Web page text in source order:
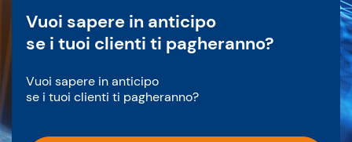
Vuoi sapere in anticipo
se i tuoi clienti ti pagheranno?
Vuoi sapere in anticipo
se i tuoi clienti ti pagheranno?